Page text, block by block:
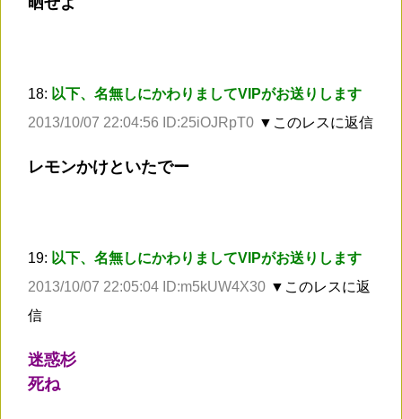
18: 以下、名無しにかわりましてVIPがお送りします
2013/10/07 22:04:56 ID:25iOJRpT0 ▼このレスに返信
レモンかけといたでー
19: 以下、名無しにかわりましてVIPがお送りします
2013/10/07 22:05:04 ID:m5kUW4X30 ▼このレスに返
信
迷惑杉
死ね